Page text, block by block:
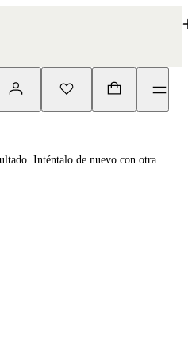
Inténtalo de nuevo con otra